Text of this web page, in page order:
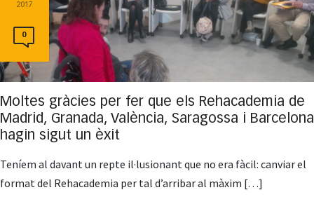
2017
0
Moltes gràcies per fer que els Rehacademia de
Madrid, Granada, València, Saragossa i Barcelona
hagin sigut un èxit
Teníem al davant un repte il·lusionant que no era fàcil: canviar el
format del Rehacademia per tal d’arribar al màxim […]